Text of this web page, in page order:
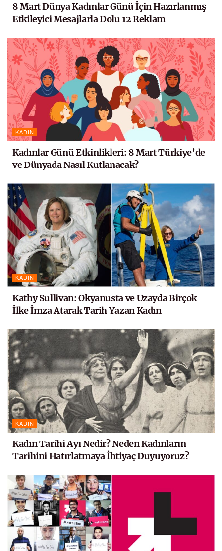
8 Mart Dünya Kadınlar Günü İçin Hazırlanmış
Etkileyici Mesajlarla Dolu 12 Reklam
KADIN
Kadınlar Günü Etkinlikleri: 8 Mart Türkiye’de
ve Dünyada Nasıl Kutlanacak?
KADIN
Kathy Sullivan: Okyanusta ve Uzayda Birçok
İlke İmza Atarak Tarih Yazan Kadın
KADIN
Kadın Tarihi Ayı Nedir? Neden Kadınların
Tarihini Hatırlatmaya İhtiyaç Duyuyoruz?